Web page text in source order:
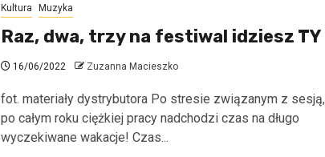
Kultura Muzyka
Raz, dwa, trzy na festiwal idziesz TY
16/06/2022 Zuzanna Macieszko
fot. materiały dystrybutora Po stresie związanym z sesją,
po całym roku ciężkiej pracy nadchodzi czas na długo
wyczekiwane wakacje! Czas...